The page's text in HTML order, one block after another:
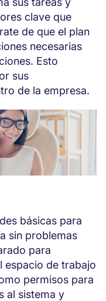
clave que
de que el plan
necesarias
Esto
sus
de la empresa.
básicas para
sin problemas
para
espacio de trabajo
permisos para
al sistema y